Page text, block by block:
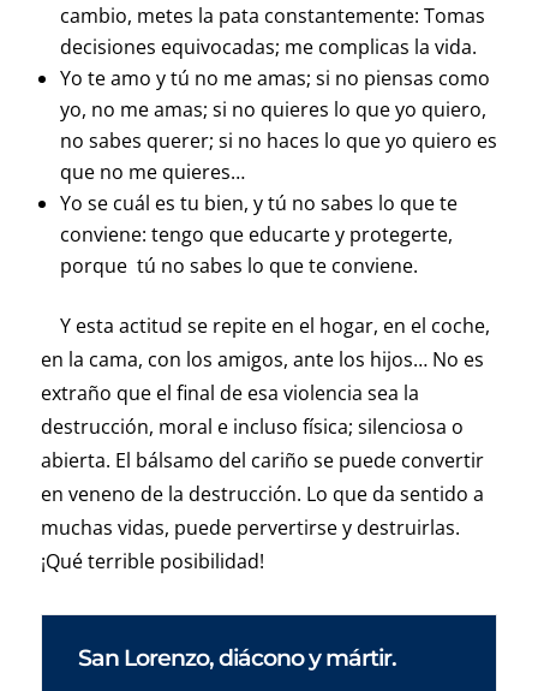
cambio, metes la pata constantemente: Tomas
decisiones equivocadas; me complicas la vida.
Yo te amo y tú no me amas; si no piensas como
yo, no me amas; si no quieres lo que yo quiero,
no sabes querer; si no haces lo que yo quiero es
que no me quieres…
Yo se cuál es tu bien, y tú no sabes lo que te
conviene: tengo que educarte y protegerte,
porque tú no sabes lo que te conviene.
Y esta actitud se repite en el hogar, en el coche,
en la cama, con los amigos, ante los hijos… No es
extraño que el final de esa violencia sea la
destrucción, moral e incluso física; silenciosa o
abierta. El bálsamo del cariño se puede convertir
en veneno de la destrucción. Lo que da sentido a
muchas vidas, puede pervertirse y destruirlas.
¡Qué terrible posibilidad!
San Lorenzo, diácono y mártir.